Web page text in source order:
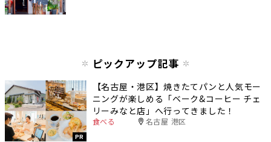
ピックアップ記事
PR
【名古屋・港区】焼きたてパンと人気モー
ニングが楽しめる「ベーク&コーヒー チェ
リーみなと店」へ行ってきました！
食べる 名古屋 港区